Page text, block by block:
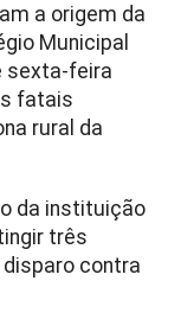
a origem da
Municipal
sexta-feira
fatais
rural da
da instituição
três
contra